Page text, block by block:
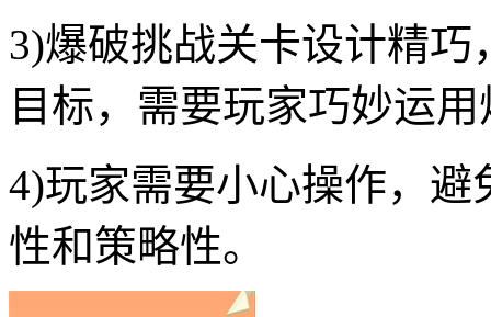
3)爆破挑战关卡设计精
目标，需要玩家巧妙运
4)玩家需要小心操作，
性和策略性。